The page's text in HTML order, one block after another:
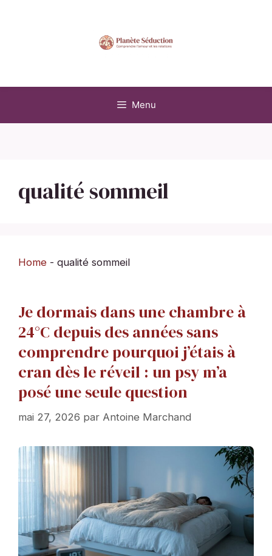
Menu
qualité sommeil
Home - qualité sommeil
Je dormais dans une chambre à
24°C depuis des années sans
comprendre pourquoi j’étais à
cran dès le réveil : un psy m’a
posé une seule question
mai 27, 2026 par Antoine Marchand